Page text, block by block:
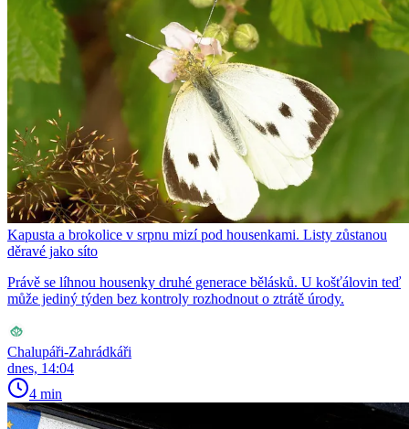
Kapusta a brokolice v srpnu mizí pod housenkami. Listy zůstanou
děravé jako síto
Právě se líhnou housenky druhé generace bělásků. U košťálovin teď
může jediný týden bez kontroly rozhodnout o ztrátě úrody.
Chalupáři-Zahrádkáři
dnes, 14:04
4 min